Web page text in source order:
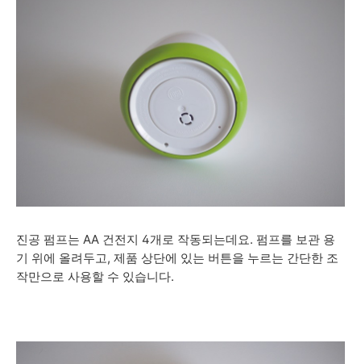
진공 펌프는 AA 건전지 4개로 작동되는데요. 펌프를 보관 용
기 위에 올려두고, 제품 상단에 있는 버튼을 누르는 간단한 조
작만으로 사용할 수 있습니다.